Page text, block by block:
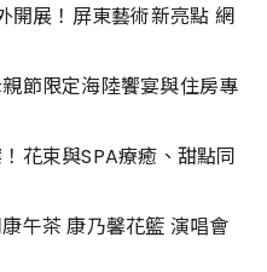
開展！屏東藝術新亮點 網
節限定海陸饗宴與住房專
花束與SPA療癒、甜點同
午茶 康乃馨花籃 演唱會